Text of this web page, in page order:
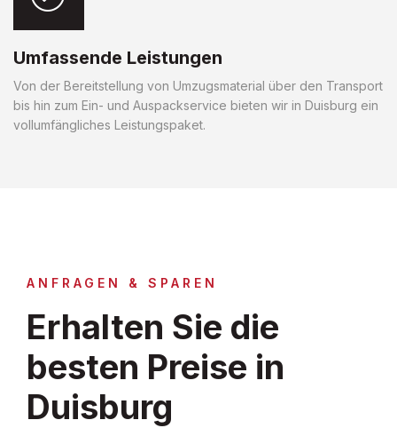
Umfassende Leistungen
Von der Bereitstellung von Umzugsmaterial über den Transport
bis hin zum Ein- und Auspackservice bieten wir in Duisburg ein
vollumfängliches Leistungspaket.
ANFRAGEN & SPAREN
Erhalten Sie die
besten Preise in
Duisburg